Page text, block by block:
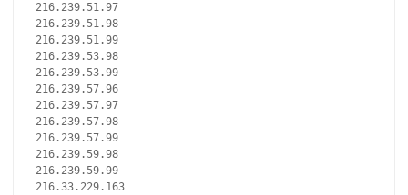
216.239.51.97
216.239.51.98
216.239.51.99
216.239.53.98
216.239.53.99
216.239.57.96
216.239.57.97
216.239.57.98
216.239.57.99
216.239.59.98
216.239.59.99
216.33.229.163